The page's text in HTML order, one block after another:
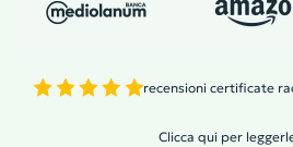
recensioni certificate
Clicca qui per